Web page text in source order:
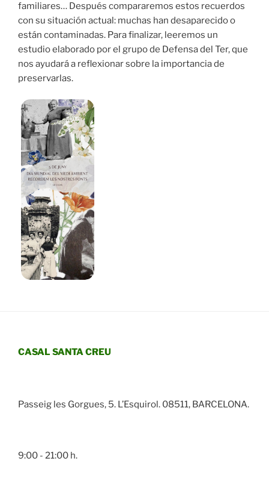
familiares… Después compararemos estos recuerdos
con su situación actual: muchas han desaparecido o
están contaminadas. Para finalizar, leeremos un
estudio elaborado por el grupo de Defensa del Ter, que
nos ayudará a reflexionar sobre la importancia de
preservarlas.
CASAL SANTA CREU
Passeig les Gorgues, 5. L’Esquirol. 08511, BARCELONA.
9:00 - 21:00 h.